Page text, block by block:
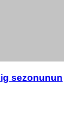
sezonunun